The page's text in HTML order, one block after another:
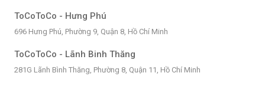
ToCoToCo - Hưng Phú
696 Hưng Phú, Phường 9, Quận 8, Hồ Chí Minh
ToCoToCo - Lãnh Binh Thăng
281G Lãnh Bình Thăng, Phường 8, Quận 11, Hồ Chí Minh